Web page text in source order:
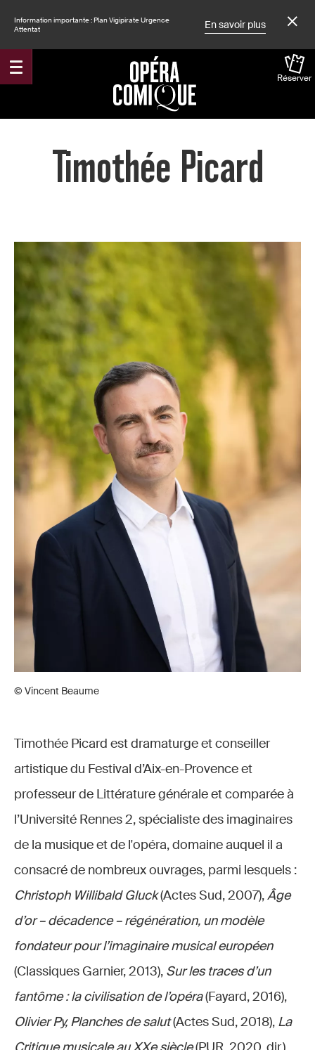
Information importante : Plan Vigipirate Urgence
Attentat
En savoir plus
Réserver
Accueil
Timothée Picard
© Vincent Beaume
Timothée Picard est dramaturge et conseiller
artistique du Festival d’Aix-en-Provence et
professeur de Littérature générale et comparée à
l’Université Rennes 2, spécialiste des imaginaires
de la musique et de l'opéra, domaine auquel il a
consacré de nombreux ouvrages, parmi lesquels :
Christoph Willibald Gluck(Actes Sud, 2007),Âge
d’or – décadence – régénération, un modèle
fondateur pour l’imaginaire musical européen
(Classiques Garnier, 2013), Sur les traces d’un
fantôme : la civilisation de l’opéra(Fayard, 2016),
Olivier Py, Planches de salut(Actes Sud, 2018), La